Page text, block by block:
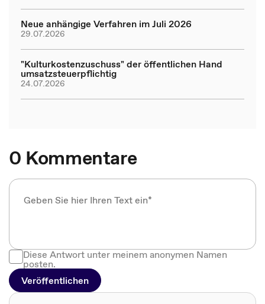
Neue anhängige Verfahren im Juli 2026
29.07.2026
"Kulturkostenzuschuss" der öffentlichen Hand
umsatzsteuerpflichtig
24.07.2026
0 Kommentare
Diese Antwort unter meinem anonymen Namen
posten.
Veröffentlichen